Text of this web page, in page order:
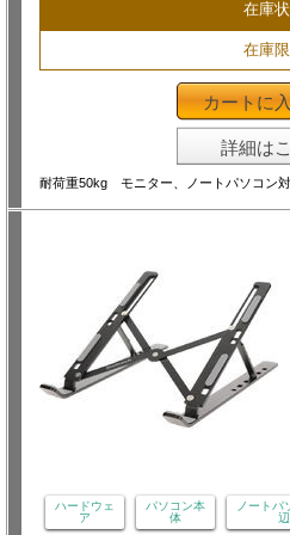
在庫
在庫
カートに
詳細は
耐荷重50kg モニター、ノートパソコン対
ハードウェ
ア
パソコン本
体
ノートパ
辺